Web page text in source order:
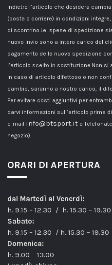
indietro l’articolo che desidera
(posta o corriere) in condizioni
di scontrino.Le spese di spedizione
nuovo invio sono a intero carico del
pagamento della nuova spedizione
l’articolo scelto in sostituzione.Non si
In caso di articolo difettoso o non
cambio, saranno a nostro carico, il
Per evitare costi aggiuntivi per
darvi informazioni sull’articolo prima
e-mail info@btsport.it o
negozio).
ORARI DI APERTURA
dal Martedì al Venerdì:
h. 9.15 – 12.30 / h. 15.30 – 19.30
Sabato:
h. 9.15 – 12.30 / h. 15.30 – 19.30
Domenica:
h. 9.00 – 13.00